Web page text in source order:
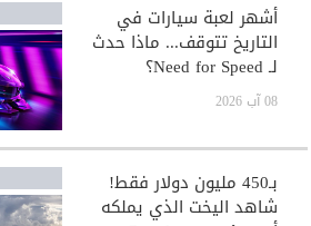
أشهر لعبة سيارات في
التاريخ تتوقف... ماذا حدث
لـ Need for Speed؟
08 آب 2026
بـ450 مليون دولار فقط!
شاهد اليخت الذي يملكه